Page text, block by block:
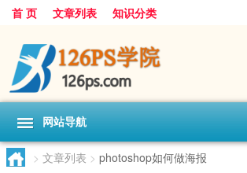
首 页 文章列表 知识分类
网站导航
> 文章列表 > photoshop如何做海报